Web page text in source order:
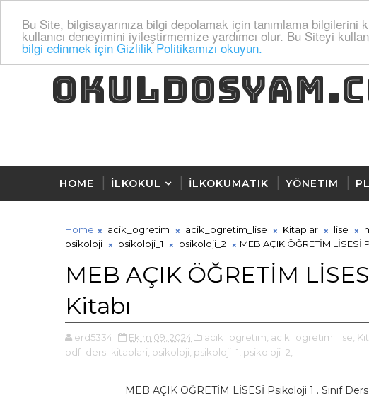
Bu Site, bilgisayarınıza bilgi depolamak için tanımlama bilgilerini
kullanıcı deneyimini iyileştirmemize yardımcı olur. Bu Siteyi
bilgi edinmek için Gizlilik Politikamızı okuyun.
HOME İLKOKUL İLKOKUMATIK YÖNETIM
Home acik_ogretim acik_ogretim_lise Kitaplar lise
psikoloji
psikoloji_1 psikoloji_2 MEB AÇIK ÖĞRETİM LİSESİ
MEB AÇIK ÖĞRETİM
Kitabı
erd5334 Ekim 09, 2024 acik_ogretim, acik_ogretim_lise,
pdf_ders_kitaplari, psikoloji, psikoloji_1, psikoloji_2,
MEB AÇIK ÖĞRETİM LİSESİ Psikoloji 1 . Sınıf